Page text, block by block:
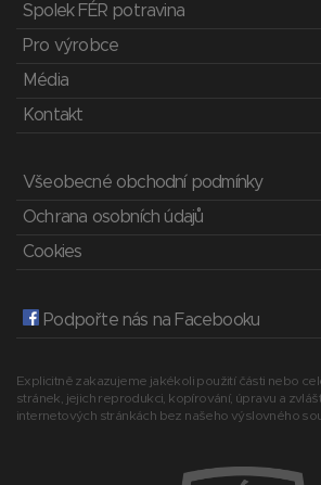
Spolek FÉR potravina
Pro výrobce
Média
Kontakt
Všeobecné obchodní podmínky
Ochrana osobních údajů
Cookies
Podpořte nás na Facebooku
Explicitně zakazujeme jakékoli použití části nebo
stránek, jejich reprodukci, kopírování, úpravu a
internetových stránkách bez našeho výslovného